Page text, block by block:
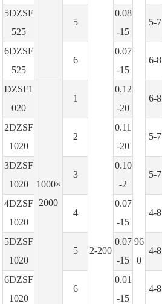
2-200
96
0
5DZSF
525
5
0.08
-15
5-7
6DZSF
525
6
0.07
-15
6-8
DZSF1
020
1000×
2000
1
0.12
-20
6-8
2DZSF
1020
2
0.11
-20
5-7
3DZSF
1020
3
0.10
-2
5-7
4DZSF
1020
4
0.07
-15
4-8
5DZSF
1020
5
0.07
-15
4-8
6DZSF
1020
6
0.01
-15
4-8